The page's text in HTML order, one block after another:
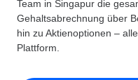
Employer of
Weltweites
Contractor of
Country Explorer
Länderspezifische
TOOLS UND RECHNER
Preise
Team in Singapur die
Gehaltsabrechnung über
hin zu Aktienoptionen –
Plattform.